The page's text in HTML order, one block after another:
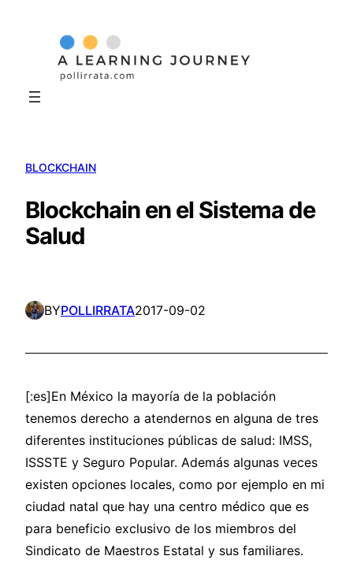
BLOCKCHAIN
Blockchain en el Sistema de
Salud
BYPOLLIRRATA2017-09-02
[:es]En México la mayoría de la población
tenemos derecho a atendernos en alguna de tres
diferentes instituciones públicas de salud: IMSS,
ISSSTE y Seguro Popular. Además algunas veces
existen opciones locales, como por ejemplo en mi
ciudad natal que hay una centro médico que es
para beneficio exclusivo de los miembros del
Sindicato de Maestros Estatal y sus familiares.